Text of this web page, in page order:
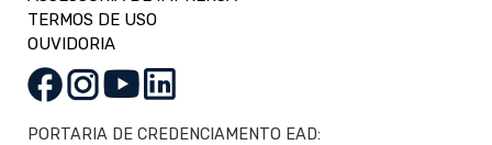
TERMOS DE USO
OUVIDORIA
PORTARIA DE CREDENCIAMENTO EAD: